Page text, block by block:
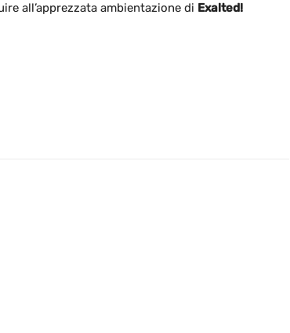
all’apprezzata ambientazione di Exalted!